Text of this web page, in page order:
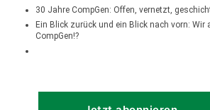
30 Jahre CompGen: Offen, vernetzt,
Ein Blick zurück und ein Blick nach vorn: Wir
CompGen!?